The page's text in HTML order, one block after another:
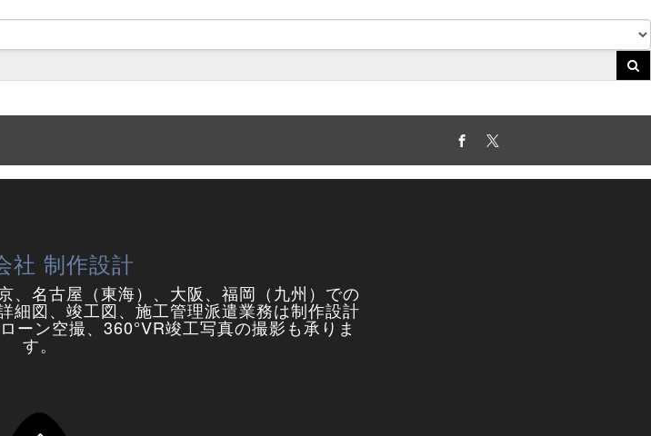
社 制作設計
、名古屋（東海）、大阪、福岡（九州）での
細図、竣工図、施工管理派遣業務は制作設計
ーン空撮、360°VR竣工写真の撮影も承りま
す。